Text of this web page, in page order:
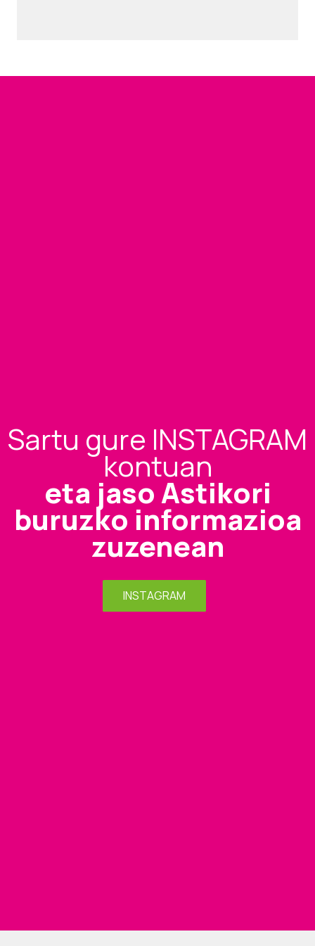
Sartu gure INSTAGRAM
kontuan
eta jaso Astikori
buruzko informazioa
zuzenean
INSTAGRAM